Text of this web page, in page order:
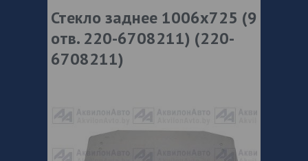
Стекло заднее 1006х725 (9
отв. 220-6708211) (220-
6708211)